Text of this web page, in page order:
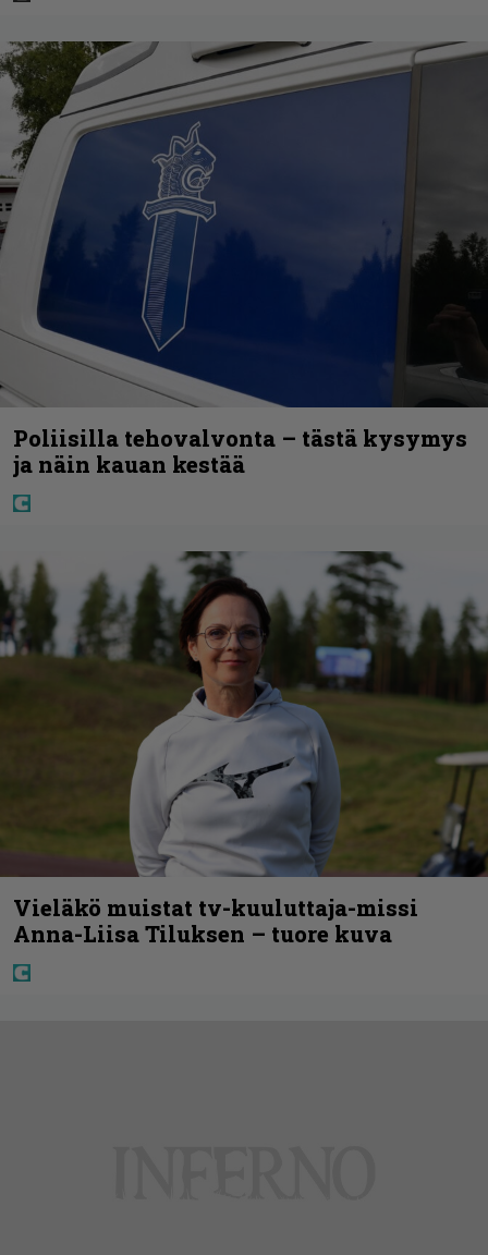
Poliisilla tehovalvonta – tästä kysymys
ja näin kauan kestää
Vieläkö muistat tv-kuuluttaja-missi
Anna-Liisa Tiluksen – tuore kuva